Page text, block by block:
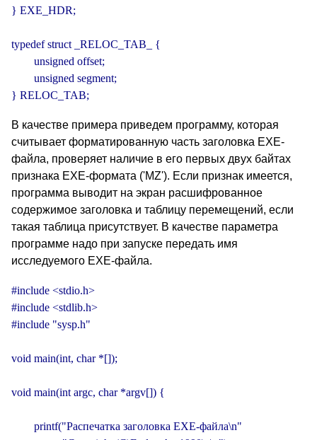
} EXE_HDR;
typedef struct _RELOC_TAB_ {
        unsigned offset;
        unsigned segment;
} RELOC_TAB;
В качестве примера приведем программу, которая
считывает форматированную часть заголовка EXE-
файла, проверяет наличие в его первых двух байтах
признака EXE-формата ('MZ'). Если признак имеется,
программа выводит на экран расшифрованное
содержимое заголовка и таблицу перемещений, если
такая таблица присутствует. В качестве параметра
программе надо при запуске передать имя
исследуемого EXE-файла.
#include <stdio.h>
#include <stdlib.h>
#include "sysp.h"
void main(int, char *[]);
void main(int argc, char *argv[]) {
        printf("Распечатка заголовка EXE-файла\n"